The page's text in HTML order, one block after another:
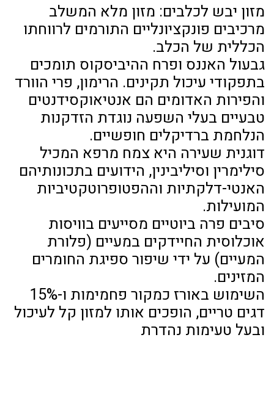
מזון יבש לכלבים: מזון מלא המשלב
מרכיבים פונקציונליים התורמים לרווחתו
הכללית של הכלב.
גבעול האננס ופרח ההיביסקוס תומכים
בתפקודי עיכול תקינים. הרימון, פרי הוורד
והפירות האדומים הם אנטיאוקסידנטים
טבעיים בעלי השפעה נוגדת הזדקנות
הנלחמת ברדיקלים חופשיים.
דוגנית שעירה היא צמח מרפא המכיל
סילימרין וסיליבינין, הידועים בתכונותיהם
האנטי-דלקתיות וההפטופרוטקטיביות
המועילות.
סיבים פרה ביוטיים מסייעים בוויסות
אוכלוסית החיידקים במעיים (פלורת
המעיים) על ידי שיפור ספיגת החומרים
המזינים.
השימוש באורז כמקור פחמימות ו-15%
דגים טריים, הופכים אותו למזון קל לעיכול
ובעל טעימות נהדרת